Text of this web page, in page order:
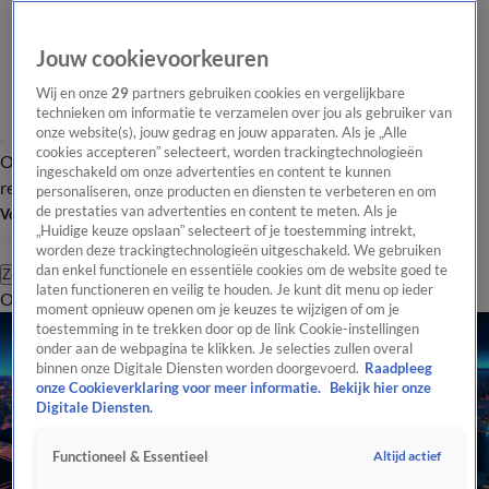
Overzicht Laatste nieuws Regionieuws Het beste van Hart
Tip de
redactie
Volg Hart van Nederland
Zoeken
OverzichtRegioUitzendingenWeerTip de redactiePanelVideo's
Jouw cookievoorkeuren
Wij en onze29 partners gebruiken cookies en vergelijkbare
technieken om informatie te verzamelen over jou als gebruiker van
onze website(s), jouw gedrag en jouw apparaten. Als je „Alle
cookies accepteren” selecteert, worden trackingtechnologieën
ingeschakeld om onze advertenties en content te kunnen
personaliseren, onze producten en diensten te verbeteren en om
de prestaties van advertenties en content te meten. Als je
„Huidige keuze opslaan” selecteert of je toestemming intrekt,
worden deze trackingtechnologieën uitgeschakeld. We gebruiken
dan enkel functionele en essentiële cookies om de website goed te
laten functioneren en veilig te houden. Je kunt dit menu op ieder
moment opnieuw openen om je keuzes te wijzigen of om je
toestemming in te trekken door op de link Cookie-instellingen
onder aan de webpagina te klikken. Je selecties zullen overal
binnen onze Digitale Diensten worden doorgevoerd. Raadpleeg
onze Cookieverklaring voor meer informatie.
Bekijk hier onze
Digitale Diensten.
Functioneel & Essentieel Altijd actief